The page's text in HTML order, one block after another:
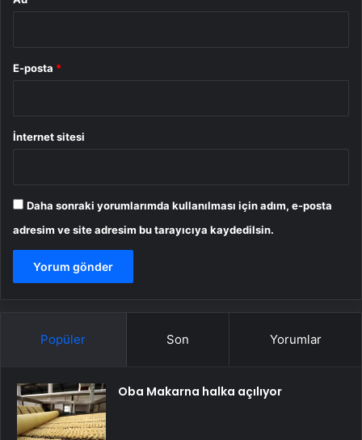
E-posta *
İnternet sitesi
Daha sonraki yorumlarımda kullanılması için adım, e-posta
adresim ve site adresim bu tarayıcıya kaydedilsin.
Popüler Son Yorumlar
Oba Makarna halka açılıyor